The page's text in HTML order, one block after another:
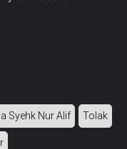
Syehk Nur Alif Tolak